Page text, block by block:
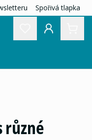
Spořivá tlapka
různé